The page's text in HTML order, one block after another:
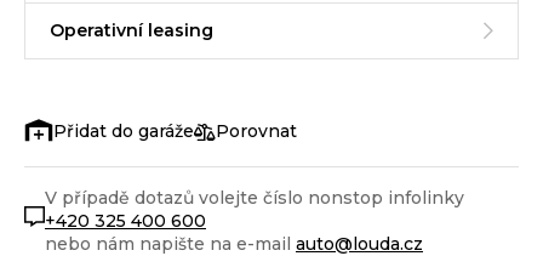
Operativní leasing
Porovnat
V případě dotazů volejte číslo nonstop infolinky
+420 325 400 600
nebo nám napište na e-mail auto@louda.cz